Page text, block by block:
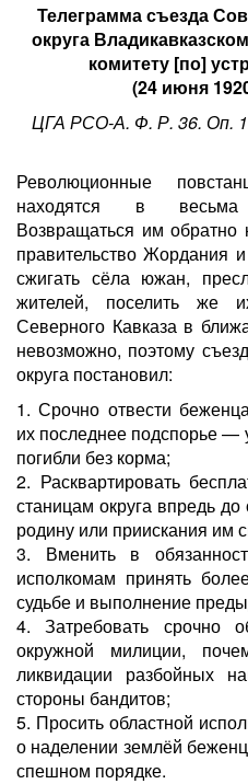
Телеграмма съезда
округа
комитету [по]
(24 июня
ЦГА РСО-А. Ф. Р. 36. Оп.
Революционные
находятся в
Возвращаться им обратно
правительство Жордания
сжигать сёла южан,
жителей, поселить же
Северного Кавказа в
невозможно, поэтому
округа постановил:
1. Срочно отвести
их последнее подспорье —
погибли без корма;
2. Расквартировать
станицам округа впредь
родину или приискания им
3. Вменить в
исполкомам принять
судьбе и выполнение
4. Затребовать срочно
окружной милиции,
ликвидации разбойных
стороны бандитов;
5. Просить областной
о наделении землёй
спешном порядке.